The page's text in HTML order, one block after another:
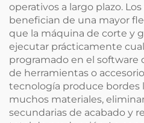
operativos a largo plazo.
benefician de una mayor
que la máquina de corte y
ejecutar prácticamente
programado en el software
de herramientas o
tecnología produce bordes
muchos materiales,
secundarias de acabado y